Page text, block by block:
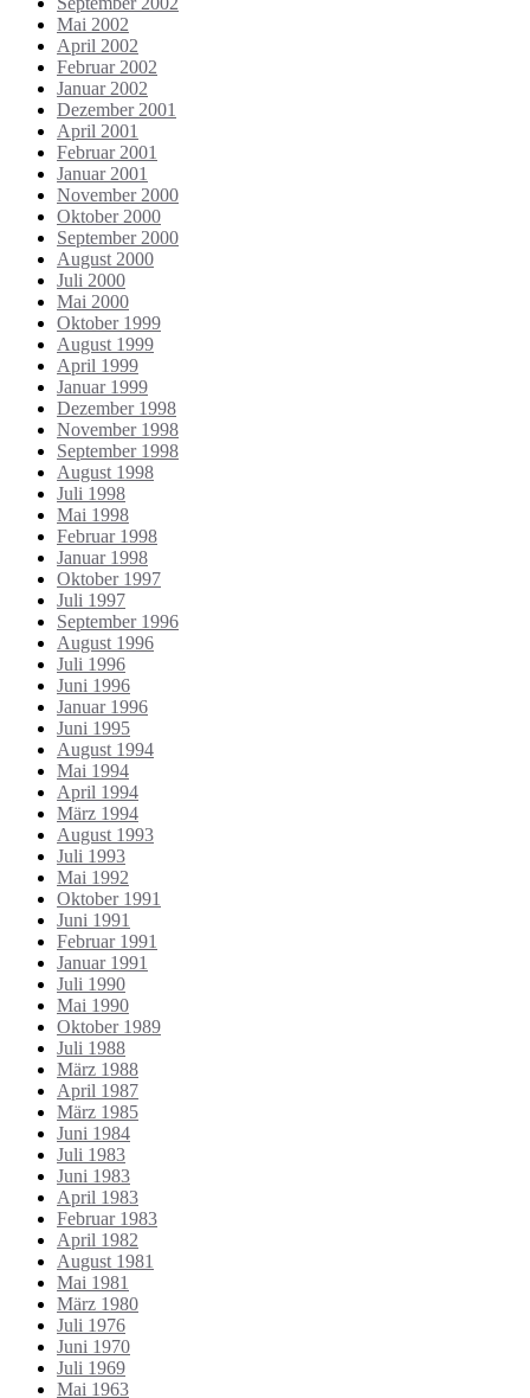
Mai 2002
April 2002
Februar 2002
Januar 2002
Dezember 2001
April 2001
Februar 2001
Januar 2001
November 2000
Oktober 2000
September 2000
August 2000
Juli 2000
Mai 2000
Oktober 1999
August 1999
April 1999
Januar 1999
Dezember 1998
November 1998
September 1998
August 1998
Juli 1998
Mai 1998
Februar 1998
Januar 1998
Oktober 1997
Juli 1997
September 1996
August 1996
Juli 1996
Juni 1996
Januar 1996
Juni 1995
August 1994
Mai 1994
April 1994
März 1994
August 1993
Juli 1993
Mai 1992
Oktober 1991
Juni 1991
Februar 1991
Januar 1991
Juli 1990
Mai 1990
Oktober 1989
Juli 1988
März 1988
April 1987
März 1985
Juni 1984
Juli 1983
Juni 1983
April 1983
Februar 1983
April 1982
August 1981
Mai 1981
März 1980
Juli 1976
Juni 1970
Juli 1969
Mai 1963